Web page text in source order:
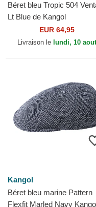
Béret bleu Tropic 504
Lt Blue de Kangol
EUR 64,95
Livraison le lundi, 10 aout
Kangol
Béret bleu marine Pattern
Flexfit Marled Navy